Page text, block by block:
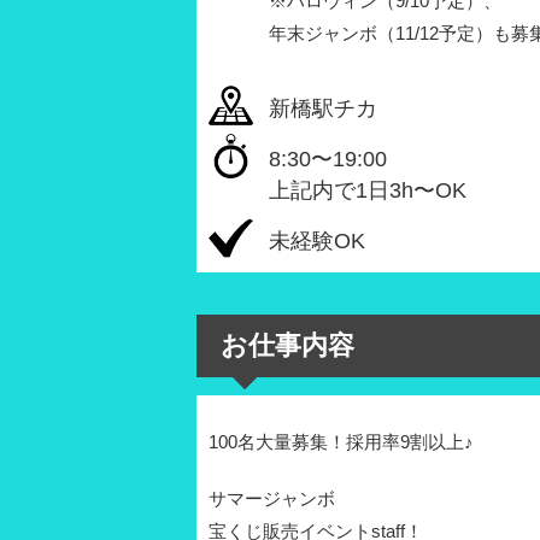
年末ジャンボ（11/12予定）も募
新橋駅チカ
8:30〜19:00
上記内で1日3h〜OK
未経験OK
お仕事内容
100名大量募集！採用率9割以上♪
サマージャンボ
宝くじ販売イベントstaff！